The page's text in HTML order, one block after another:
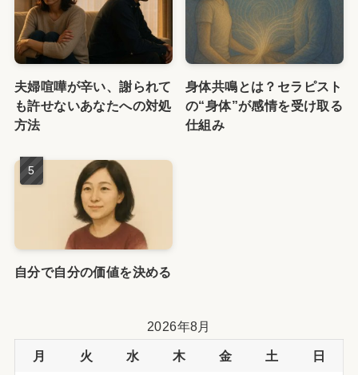
夫婦喧嘩が辛い、謝られて
も許せないあなたへの対処
方法
身体共鳴とは？セラピスト
の“身体”が感情を受け取る
仕組み
自分で自分の価値を決める
2026年8月
月 火 水 木 金 土 日